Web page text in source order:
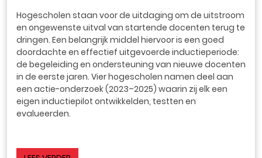
Hogescholen staan voor de uitdaging om de uitstroom
en ongewenste uitval van startende docenten terug te
dringen. Een belangrijk middel hiervoor is een goed
doordachte en effectief uitgevoerde inductieperiode:
de begeleiding en ondersteuning van nieuwe docenten
in de eerste jaren. Vier hogescholen namen deel aan
een actie-onderzoek (2023–2025) waarin zij elk een
eigen inductiepilot ontwikkelden, testten en
evalueerden.